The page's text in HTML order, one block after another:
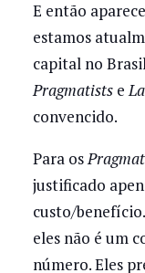
E então
estamos
capital no
Pragmatistse
convencido.
Para os
justificado
custo/
eles não é um
número. Eles